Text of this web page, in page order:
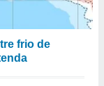
frio de